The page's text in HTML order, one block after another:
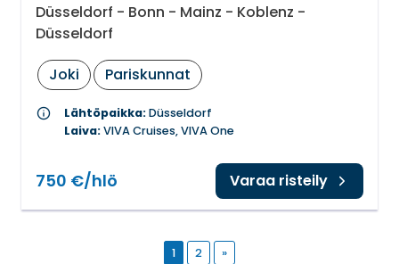
Düsseldorf - Bonn - Mainz - Koblenz -
Düsseldorf
Joki Pariskunnat
info Lähtöpaikka:Düsseldorf
Laiva:VIVA Cruises, VIVA One
750 €/hlö Varaa risteily
1 2 »